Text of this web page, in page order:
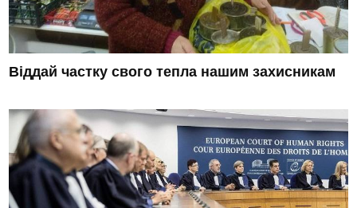
Віддай частку свого тепла нашим захисникам